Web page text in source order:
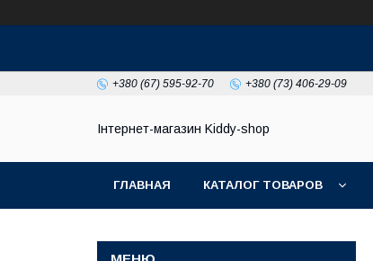
+380 (67) 595-92-70 +380 (73) 406-29-09
Інтернет-магазин Kiddy-shop
ГЛАВНАЯ КАТАЛОГ ТОВАРОВ